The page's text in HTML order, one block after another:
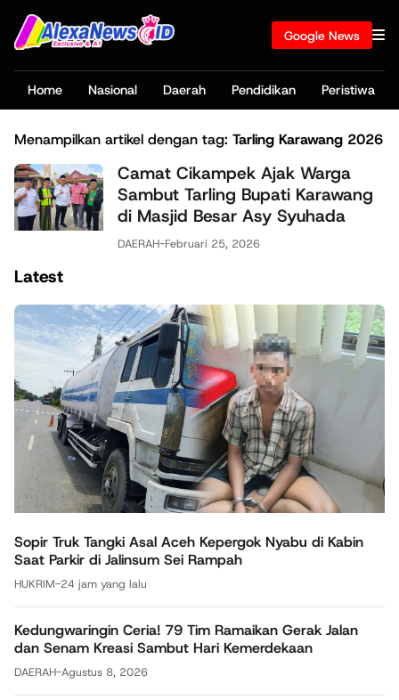
Google News
Home Nasional Daerah Pendidikan Peristiwa
Menampilkan artikel dengan tag: Tarling Karawang 2026
Camat Cikampek Ajak Warga
Sambut Tarling Bupati Karawang
di Masjid Besar Asy Syuhada
DAERAH-Februari 25, 2026
Latest
Sopir Truk Tangki Asal Aceh Kepergok Nyabu di Kabin
Saat Parkir di Jalinsum Sei Rampah
HUKRIM-24 jam yang lalu
Kedungwaringin Ceria! 79 Tim Ramaikan Gerak Jalan
dan Senam Kreasi Sambut Hari Kemerdekaan
DAERAH-Agustus 8, 2026